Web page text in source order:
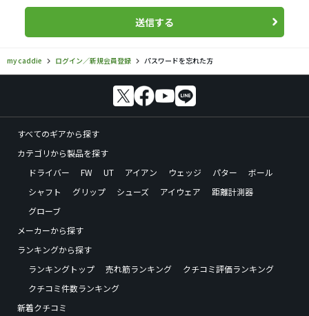
送信する
my caddie ログイン／新規会員登録 パスワードを忘れた方
すべてのギアから探す
カテゴリから製品を探す
ドライバー
FW UT アイアン ウェッジ パター
ボール
シャフト
グリップ シューズ アイウェア
距離計測器
グローブ
メーカーから探す
ランキングから探す
ランキングトップ
売れ筋ランキング
クチコミ評価ランキング
クチコミ件数ランキング
新着クチコミ